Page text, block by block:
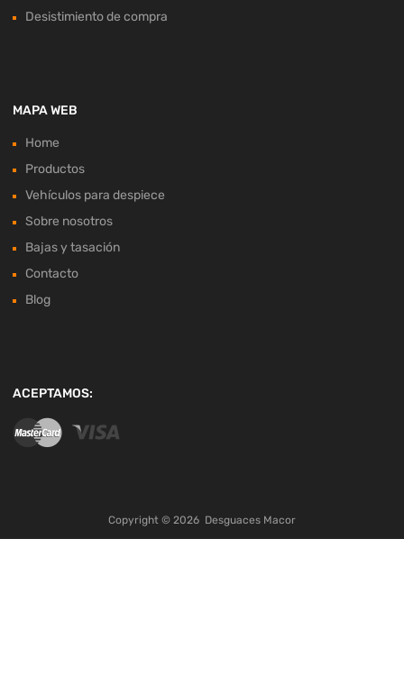
Desistimiento de compra
MAPA WEB
Home
Productos
Vehículos para despiece
Sobre nosotros
Bajas y tasación
Contacto
Blog
ACEPTAMOS:
Copyright © 2026 Desguaces Macor